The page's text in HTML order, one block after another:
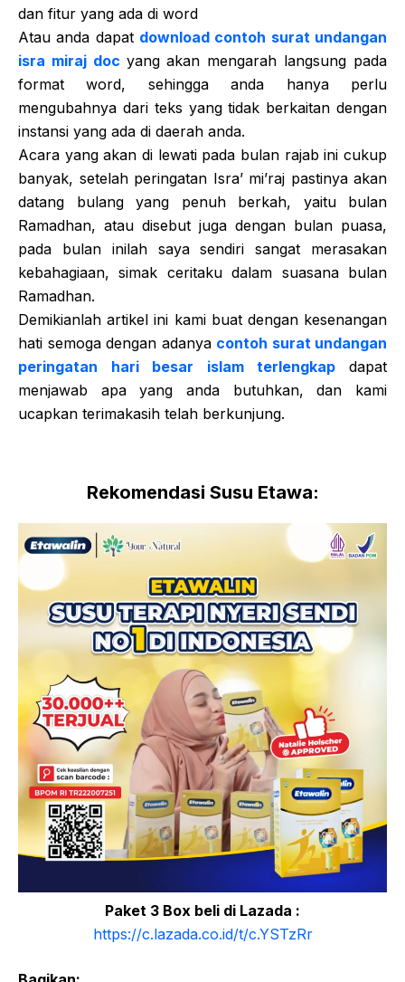
dan fitur yang ada di word
Atau anda dapat download contoh surat undangan
isra miraj doc yang akan mengarah langsung pada
format word, sehingga anda hanya perlu
mengubahnya dari teks yang tidak berkaitan dengan
instansi yang ada di daerah anda.
Acara yang akan di lewati pada bulan rajab ini cukup
banyak, setelah peringatan Isra’ mi’raj pastinya akan
datang bulang yang penuh berkah, yaitu bulan
Ramadhan, atau disebut juga dengan bulan puasa,
pada bulan inilah saya sendiri sangat merasakan
kebahagiaan, simak ceritaku dalam suasana bulan
Ramadhan.
Demikianlah artikel ini kami buat dengan kesenangan
hati semoga dengan adanya contoh surat undangan
peringatan hari besar islam terlengkap
dapat
menjawab apa yang anda butuhkan, dan kami
ucapkan terimakasih telah berkunjung.
Rekomendasi Susu Etawa:
Paket 3 Box beli di Lazada :
https://c.lazada.co.id/t/c.YSTzRr